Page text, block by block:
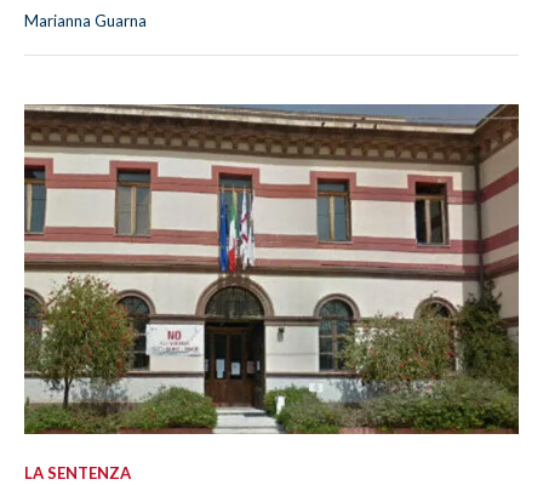
Marianna Guarna
LA SENTENZA